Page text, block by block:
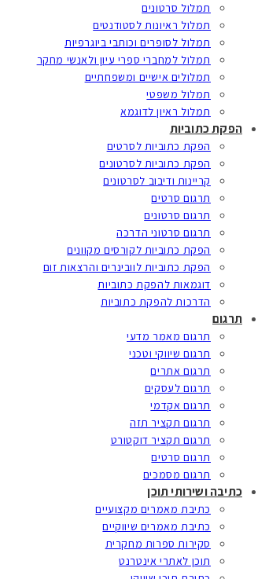
תמלול סרטונים
תמלול ראיונות לסטודנטים
תמלול לסופרים וכותבי ביוגרפיות
תמלול למחברי ספרי עיון ולאנשי מחקר
תמלולים אישיים ומשפחתיים
תמלול משפטי
תמלול ראיון לדוגמא
הפקת כתוביות
הפקת כתוביות לסרטים
הפקת כתוביות לסרטונים
קריינות ודיבוב לסרטונים
תרגום סרטים
תרגום סרטונים
תרגום סרטוני הדרכה
הפקת כתוביות לקורסים מקוונים
הפקת כתוביות לוובינרים והרצאות זום
דוגמאות להפקת כתוביות
הדרכות להפקת כתוביות
תרגום
תרגום מאמר מדעי
תרגום שיווקי וטכני
תרגום אתרים
תרגום לעסקים
תרגום אקדמי
תרגום תקציר תזה
תרגום תקציר דוקטורט
תרגום סרטים
תרגום מסמכים
כתיבה ושירותי תוכן
כתיבת מאמרים מקצועיים
כתיבת מאמרים שיווקיים
סקירות ספרות מחקרית
תוכן לאתרי אינטרנט